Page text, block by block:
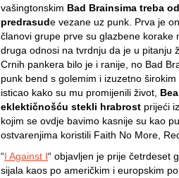
vašingtonskim Bad Brainsima treba
predrasude vezane uz punk. Prva je
članovi grupe prve su glazbene korake
druga odnosi na tvrdnju da je u pitanju
Crnih pankera bilo je i ranije, no Bad
punk bend s golemim i izuzetno
isticao kako su mu promijenili život,
eklektičnošću stekli hrabrost prijeći
kojim se ovdje bavimo kasnije su kao
ostvarenjima koristili Faith No More,
“I Against I“ objavljen je prije četrdeset
sijala kaos po američkim i europskim